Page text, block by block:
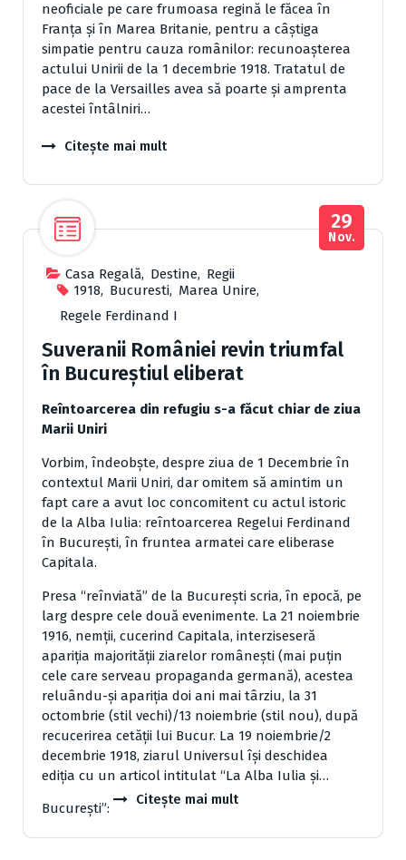
neoficiale pe care frumoasa regină le făcea în
Franța și în Marea Britanie, pentru a câștiga
simpatie pentru cauza românilor: recunoașterea
actului Unirii de la 1 decembrie 1918. Tratatul de
pace de la Versailles avea să poarte și amprenta
acestei întâlniri…
Citește mai mult
Casa Regală, Destine, Regii
1918, Bucuresti, Marea Unire,
Regele Ferdinand I
29
Nov.
Suveranii României revin triumfal
în Bucureştiul eliberat
Reîntoarcerea din refugiu s-a făcut chiar de ziua
Marii Uniri
Vorbim, îndeobşte, despre ziua de 1 Decembrie în
contextul Marii Uniri, dar omitem să amintim un
fapt care a avut loc concomitent cu actul istoric
de la Alba Iulia: reîntoarcerea Regelui Ferdinand
în Bucureşti, în fruntea armatei care eliberase
Capitala.
Presa “reînviată” de la Bucureşti scria, în epocă, pe
larg despre cele două evenimente. La 21 noiembrie
1916, nemţii, cucerind Capitala, interziseseră
apariţia majorităţii ziarelor româneşti (mai puţin
cele care serveau propaganda germană), acestea
reluându-şi apariţia doi ani mai târziu, la 31
octombrie (stil vechi)/13 noiembrie (stil nou), după
recucerirea cetăţii lui Bucur. La 19 noiembrie/2
decembrie 1918, ziarul Universul îşi deschidea
ediţia cu un articol intitulat “La Alba Iulia şi…
Bucureşti”:
Citește mai mult